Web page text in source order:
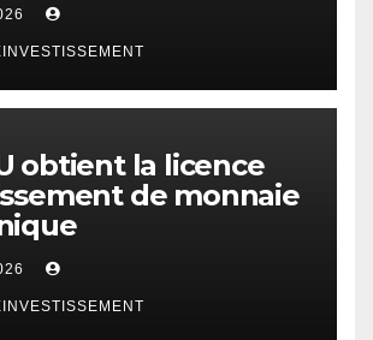
obtient la licence
de monnaie